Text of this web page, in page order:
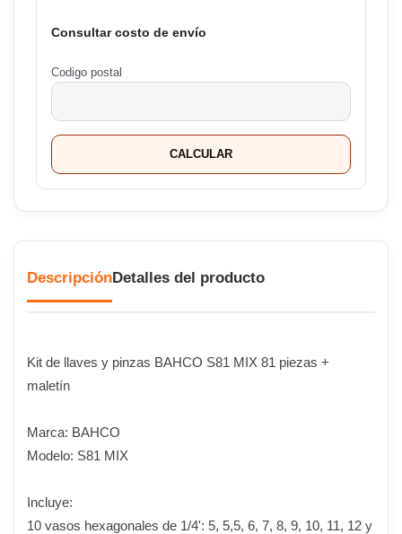
Consultar costo de envío
Codigo postal
CALCULAR
DescripciónDetalles del producto
Kit de llaves y pinzas BAHCO S81 MIX 81 piezas +
maletín
Marca: BAHCO
Modelo: S81 MIX
Incluye:
10 vasos hexagonales de 1/4': 5, 5,5, 6, 7, 8, 9, 10, 11, 12 y